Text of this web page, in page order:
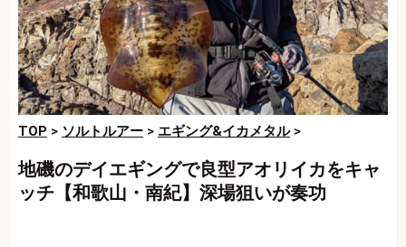
TOP > ソルトルアー > エギング&イカメタル>
地磯のデイエギングで良型アオリイカをキャ
ッチ【和歌山・南紀】深場狙いが奏功